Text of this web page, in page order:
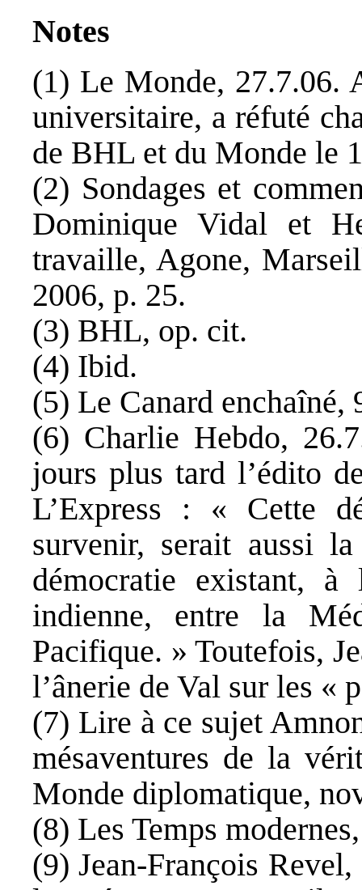
Notes
(1) Le Monde, 27.7.06.
universitaire, a réfuté
de BHL et du Monde le
(2) Sondages et
Dominique Vidal et
travaille, Agone,
2006, p. 25.
(3) BHL, op. cit.
(4) Ibid.
(5) Le Canard enchaîné,
(6) Charlie Hebdo,
jours plus tard l’édito
L’Express : « Cette
survenir, serait aussi
démocratie existant, à
indienne, entre la
Pacifique. » Toutefois,
l’ânerie de Val sur les «
(7) Lire à ce sujet
mésaventures de la
Monde diplomatique,
(8) Les Temps
(9) Jean-François